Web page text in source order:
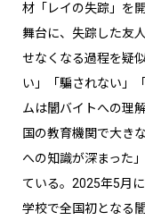
材「レイの失踪」を
舞台に、失踪した友
せなくなる過程を疑
い」「騙されない」
ムは闇バイトへの理
国の教育機関で大き
への知識が深まった
ている。2025年5月
学校で全国初となる